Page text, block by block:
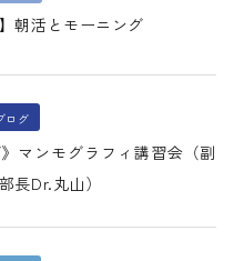
朝活とモーニング
ログ
マンモグラフィ講習会（副
長Dr.丸山）